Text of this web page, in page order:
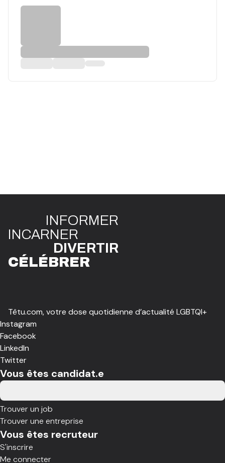
INFORMER
INCARNER
DIVERTIR
CÉLÉBRER
Têtu.com, votre dose quotidienne d’actualité LGBTQI+
Instagram
Facebook
LinkedIn
Twitter
Vous êtes candidat.e
Trouver un job
Trouver une entreprise
Vous êtes recruteur
S'inscrire
Me connecter